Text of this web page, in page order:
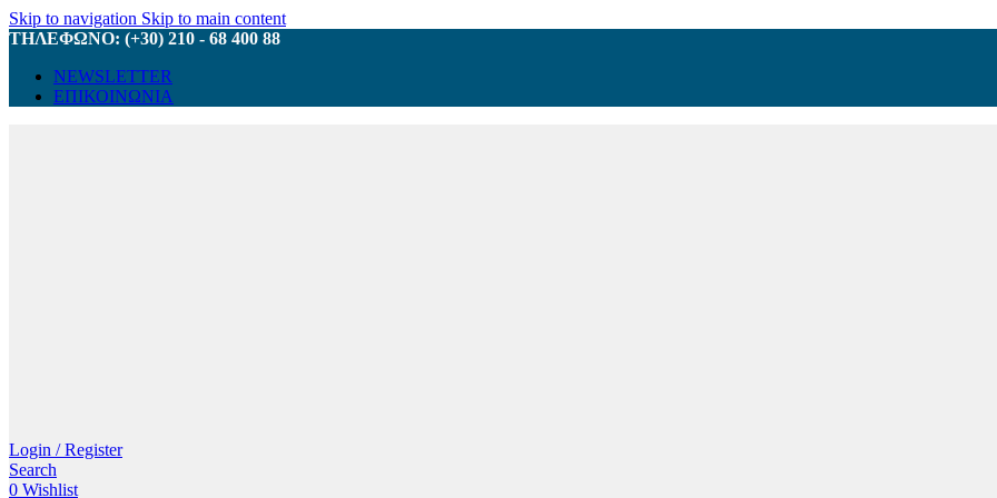
Skip to navigation Skip to main content
ΤΗΛΕΦΩΝΟ: (+30) 210 - 68 400 88
NEWSLETTER
ΕΠΙΚΟΙΝΩΝΙΑ
Login / Register
Search
0 Wishlist